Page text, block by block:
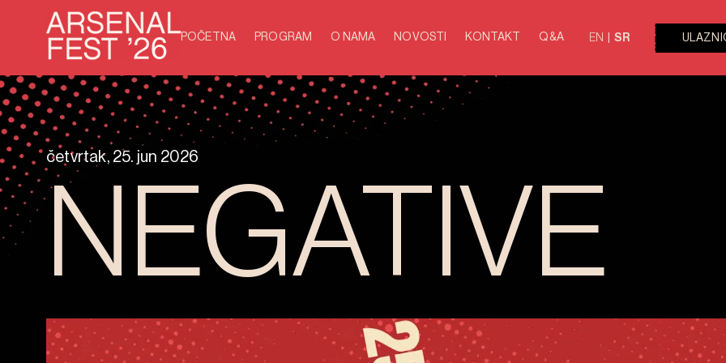
POČETNA PROGRAM O NAMA NOVOSTI KONTAKT Q&A EN SR
četvrtak, 25. jun 2026
NEGATIVE